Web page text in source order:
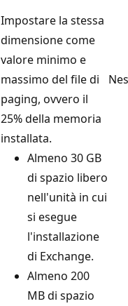
Impostare la stessa
dimensione come
valore minimo e
massimo del file di
paging, ovvero il
25% della memoria
installata.
Almeno 30 GB
di spazio libero
nell'unità in cui
si esegue
l'installazione
di Exchange.
Almeno 200
MB di spazio